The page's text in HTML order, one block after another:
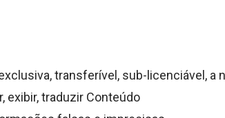
transferível, sub-licenciável, a
exibir, traduzir Conteúdo